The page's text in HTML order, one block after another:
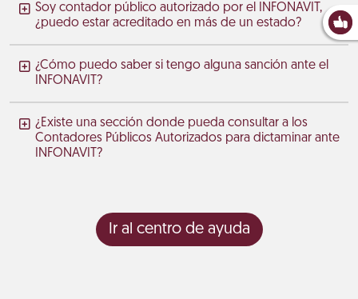
Soy contador público autorizado por el INFONAVIT,
¿puedo estar acreditado en más de un estado?
¿Cómo puedo saber si tengo alguna sanción ante el
INFONAVIT?
¿Existe una sección donde pueda consultar a los
Contadores Públicos Autorizados para dictaminar ante
INFONAVIT?
Ir al centro de ayuda